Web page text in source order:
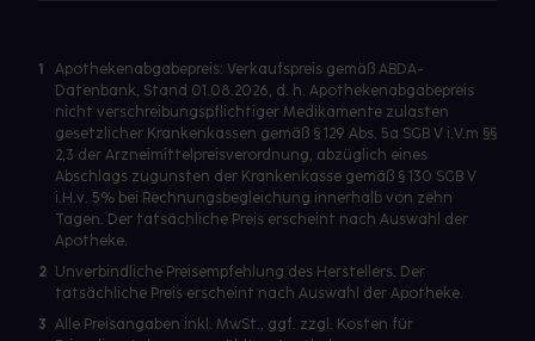
1
Apothekenabgabepreis: Verkaufspreis gemäß ABDA-
Datenbank, Stand 01.08.2026, d. h. Apothekenabgabepreis
nicht verschreibungspflichtiger Medikamente zulasten
gesetzlicher Krankenkassen gemäß § 129 Abs. 5a SGB V i.V.m §§
2,3 der Arzneimittelpreisverordnung, abzüglich eines
Abschlags zugunsten der Krankenkasse gemäß § 130 SGB V
i.H.v. 5% bei Rechnungsbegleichung innerhalb von zehn
Tagen. Der tatsächliche Preis erscheint nach Auswahl der
Apotheke.
2 Unverbindliche Preisempfehlung des Herstellers. Der
tatsächliche Preis erscheint nach Auswahl der Apotheke.
3 Alle Preisangaben inkl. MwSt., ggf. zzgl. Kosten für